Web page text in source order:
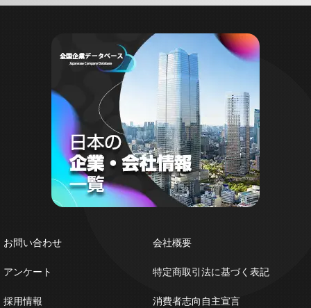
お問い合わせ
アンケート
採用情報
会社概要
特定商取引法に基づく表記
消費者志向自主宣言